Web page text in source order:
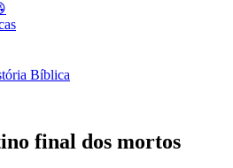
Bíblica
final dos mortos